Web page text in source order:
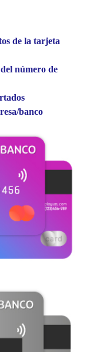
de la tarjeta
número de
banco